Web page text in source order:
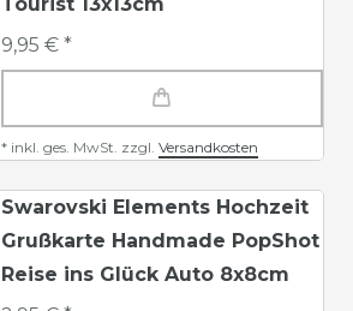
9,95 € *
* inkl. ges. MwSt. zzgl. Versandkosten
Swarovski Elements Hochzeit
Grußkarte Handmade PopShot
Reise ins Glück Auto 8x8cm